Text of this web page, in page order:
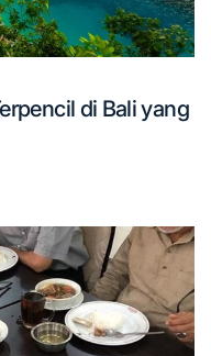
di Bali yang